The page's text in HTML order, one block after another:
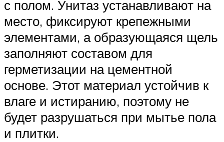
с полом. Унитаз устанавливают на
место, фиксируют крепежными
элементами, а образующаяся щель
заполняют составом для
герметизации на цементной
основе. Этот материал устойчив к
влаге и истиранию, поэтому не
будет разрушаться при мытье пола
и плитки.